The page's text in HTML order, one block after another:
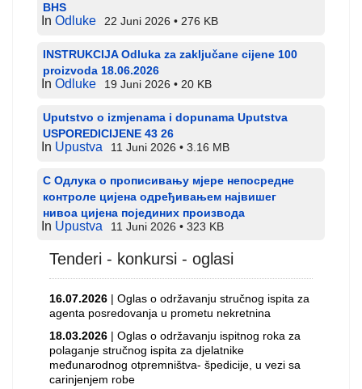
BHS
In Odluke 22 Juni 2026 276 KB
INSTRUKCIJA Odluka za zaključane cijene 100
proizvoda 18.06.2026
In Odluke 19 Juni 2026 20 KB
Uputstvo o izmjenama i dopunama Uputstva
USPOREDICIJENE 43 26
In Upustva 11 Juni 2026 3.16 MB
С Одлука о прописивању мјере непосредне
контроле цијена одређивањем највишег
нивоа цијена појединих производа
In Upustva 11 Juni 2026 323 KB
Tenderi - konkursi - oglasi
16.07.2026 | Oglas o održavanju stručnog ispita za
agenta posredovanja u prometu nekretnina
18.03.2026 | Oglas o održavanju ispitnog roka za
polaganje stručnog ispita za djelatnike
međunarodnog otpremništva- špedicije, u vezi sa
carinjenjem robe